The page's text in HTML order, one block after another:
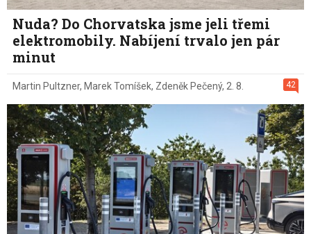
Nuda? Do Chorvatska jsme jeli třemi
elektromobily. Nabíjení trvalo jen pár
minut
42
Martin Pultzner, Marek Tomíšek, Zdeněk Pečený, 2. 8.